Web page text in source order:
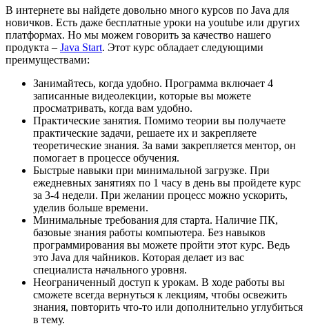
В интернете вы найдете довольно много курсов по Java для
новичков. Есть даже бесплатные уроки на youtube или других
платформах. Но мы можем говорить за качество нашего
продукта – Java Start. Этот курс обладает следующими
преимуществами:
Занимайтесь, когда удобно. Программа включает 4
записанные видеолекции, которые вы можете
просматривать, когда вам удобно.
Практические занятия. Помимо теории вы получаете
практические задачи, решаете их и закрепляете
теоретические знания. За вами закрепляется ментор, он
помогает в процессе обучения.
Быстрые навыки при минимальной загрузке. При
ежедневных занятиях по 1 часу в день вы пройдете курс
за 3-4 недели. При желании процесс можно ускорить,
уделив больше времени.
Минимальные требования для старта. Наличие ПК,
базовые знания работы компьютера. Без навыков
программирования вы можете пройти этот курс. Ведь
это Java для чайников. Которая делает из вас
специалиста начального уровня.
Неограниченный доступ к урокам. В ходе работы вы
сможете всегда вернуться к лекциям, чтобы освежить
знания, повторить что-то или дополнительно углубиться
в тему.